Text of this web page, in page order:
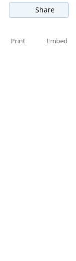
Share
Print Embed